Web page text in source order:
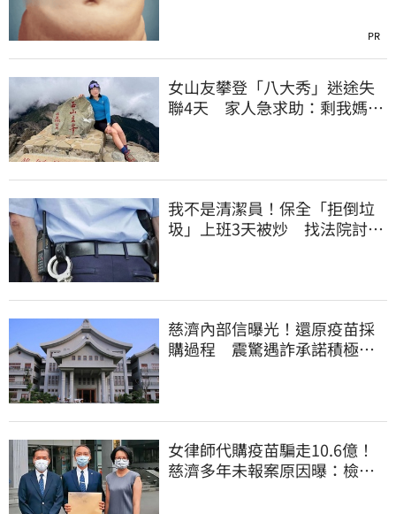
PR
女山友攀登「八大秀」迷途失
聯4天 家人急求助：剩我媽還
我不是清潔員！保全「拒倒垃
圾」上班3天被炒 找法院討公
慈濟內部信曝光！還原疫苗採
購過程 震驚遇詐承諾積極追
女律師代購疫苗騙走10.6億！
慈濟多年未報案原因曝：檢警